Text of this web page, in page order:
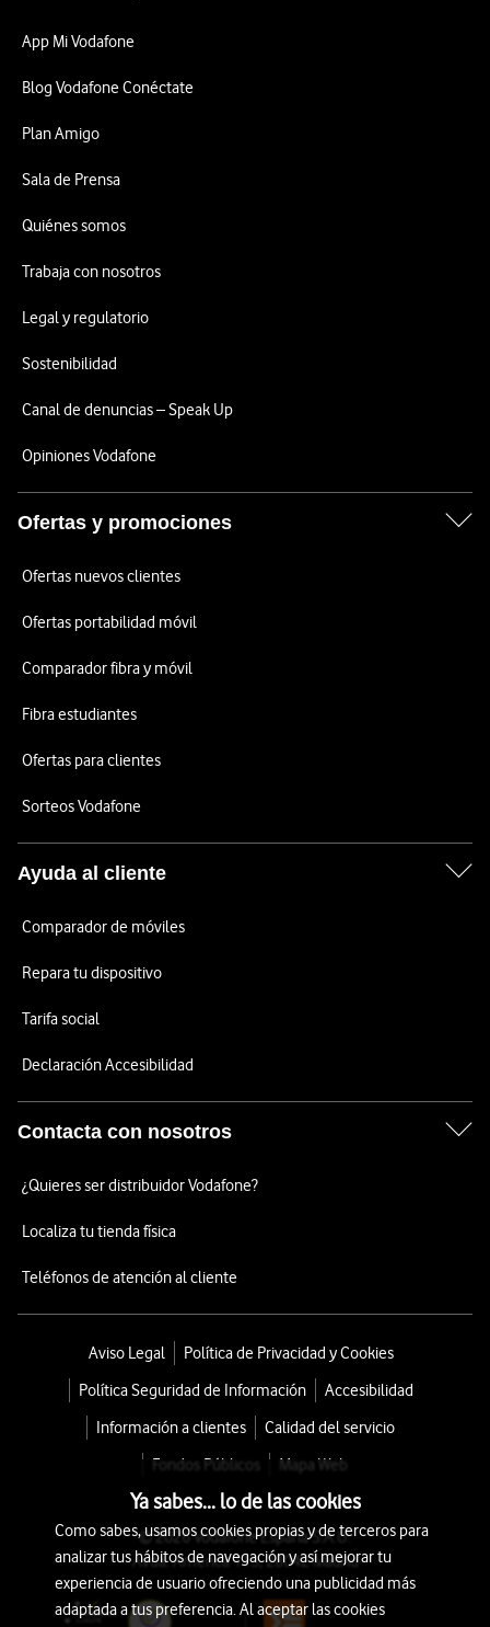
App Mi Vodafone
Blog Vodafone Conéctate
Plan Amigo
Sala de Prensa
Quiénes somos
Trabaja con nosotros
Legal y regulatorio
Sostenibilidad
Canal de denuncias – Speak Up
Opiniones Vodafone
Ofertas y promociones
Ofertas nuevos clientes
Ofertas portabilidad móvil
Comparador fibra y móvil
Fibra estudiantes
Ofertas para clientes
Sorteos Vodafone
Ayuda al cliente
Comparador de móviles
Repara tu dispositivo
Tarifa social
Declaración Accesibilidad
Contacta con nosotros
¿Quieres ser distribuidor Vodafone?
Localiza tu tienda física
Teléfonos de atención al cliente
Aviso Legal
Política de Privacidad y Cookies
Política Seguridad de Información
Accesibilidad
Información a clientes
Calidad del servicio
Fondos Públicos
Mapa Web
© 2026 Vodafone España S.A.U.
Avda. América 115, 28042 Madrid
Ya sabes... lo de las cookies
Como sabes, usamos cookies propias y de terceros para
analizar tus hábitos de navegación y así mejorar tu
experiencia de usuario ofreciendo una publicidad más
adaptada a tus preferencia. Al aceptar las cookies